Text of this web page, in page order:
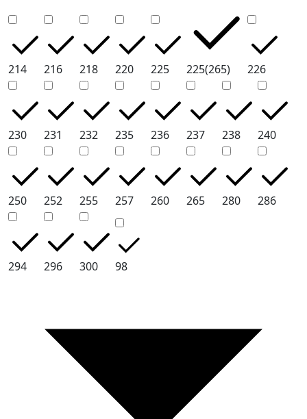
214 216 218 220 225 225(265) 226
230 231 232 235 236 237 238 240
250 252 255 257 260 265 280 286
294 296 300 98